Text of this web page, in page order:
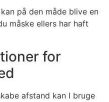
på den måde blive en
måske ellers har haft
for
afstand kan I bruge